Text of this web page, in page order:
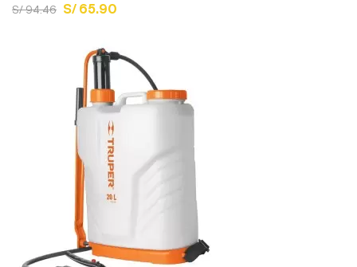
S/ 94.46 S/ 65.90